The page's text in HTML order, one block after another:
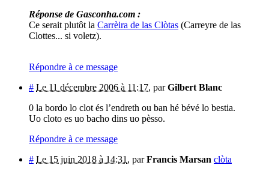
Réponse de Gasconha.com :
Ce serait plutôt la Carrèira de las Clòtas (Carreyre de las
Clottes... si voletz).
Répondre à ce message
# Le 11 décembre 2006 à 11:17, parGilbert Blanc
0 la bordo lo clot és l’endreth ou ban hé bévé lo bestia.
Uo cloto es uo bacho dins uo pèsso.
Répondre à ce message
# Le 15 juin 2018 à 14:31 , parFrancis Marsan clòta